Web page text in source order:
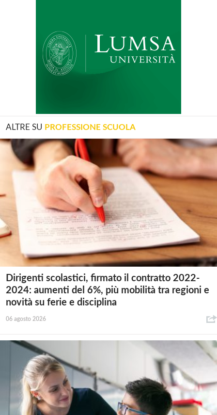
ALTRE SU PROFESSIONE SCUOLA
Dirigenti scolastici, firmato il contratto 2022-
2024: aumenti del 6%, più mobilità tra regioni e
novità su ferie e disciplina
06 agosto 2026